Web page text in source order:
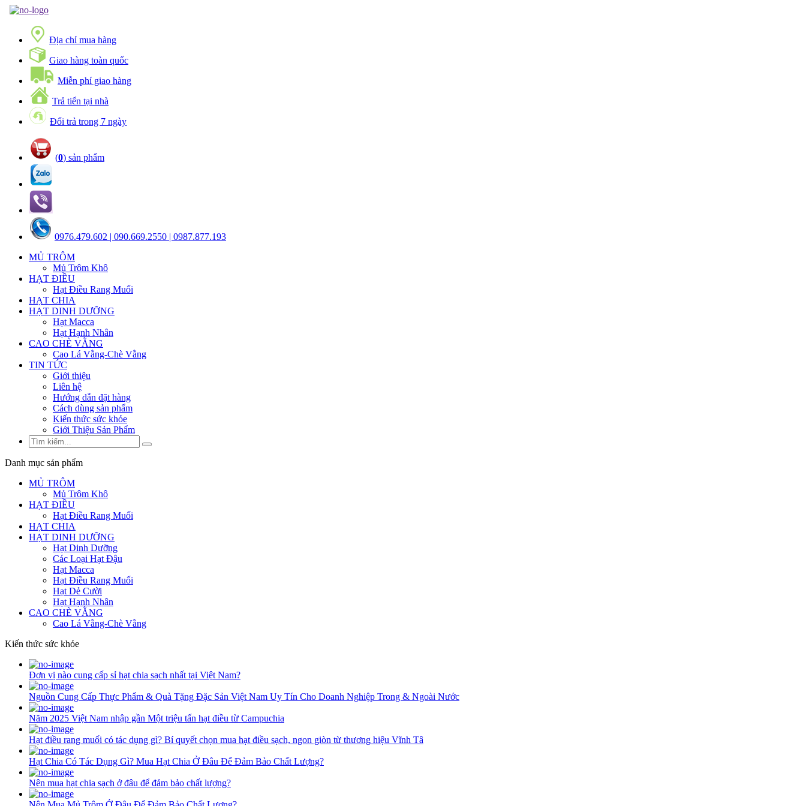
Địa chỉ mua hàng
Giao hàng toàn quốc
Miễn phí giao hàng
Trả tiển tại nhà
Đổi trả trong 7 ngày
(0) sản phẩm
0976.479.602 | 090.669.2550 | 0987.877.193
MỦ TRÔM
Mủ Trôm Khô
HẠT ĐIỀU
Hạt Điều Rang Muối
HẠT CHIA
HẠT DINH DƯỠNG
Hạt Macca
Hạt Hạnh Nhân
CAO CHÈ VẰNG
Cao Lá Vằng-Chè Vằng
TIN TỨC
Giới thiệu
Liên hệ
Hướng dẫn đặt hàng
Cách dùng sản phẩm
Kiến thức sức khỏe
Giới Thiệu Sản Phẩm
Danh mục sản phẩm
MỦ TRÔM
Mủ Trôm Khô
HẠT ĐIỀU
Hạt Điều Rang Muối
HẠT CHIA
HẠT DINH DƯỠNG
Hạt Dinh Dưỡng
Các Loại Hạt Đậu
Hạt Macca
Hạt Điều Rang Muối
Hạt Dẻ Cười
Hạt Hạnh Nhân
CAO CHÈ VẰNG
Cao Lá Vằng-Chè Vằng
Kiến thức sức khỏe
Đơn vị nào cung cấp sỉ hạt chia sạch nhất tại Việt Nam?
Nguồn Cung Cấp Thực Phẩm & Quà Tặng Đặc Sản Việt Nam Uy Tín Cho Doanh Nghiệp Trong & Ngoài Nước
Năm 2025 Việt Nam nhập gần Một triệu tấn hạt điều từ Campuchia
Hạt điều rang muối có tác dụng gì? Bí quyết chọn mua hạt điều sạch, ngon giòn từ thương hiệu Vĩnh Tâ
Hạt Chia Có Tác Dụng Gì? Mua Hạt Chia Ở Đâu Để Đảm Bảo Chất Lượng?
Nên mua hạt chia sạch ở đâu để đảm bảo chất lượng?